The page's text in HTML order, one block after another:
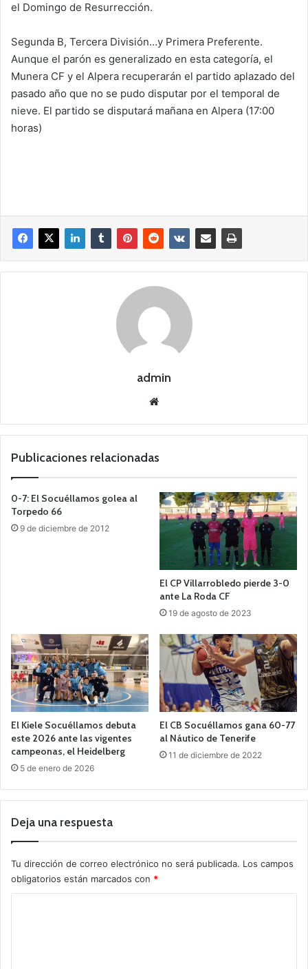
el Domingo de Resurrección.
Segunda B, Tercera División…y Primera Preferente.
Aunque el parón es generalizado en esta categoría, el
Munera CF y el Alpera recuperarán el partido aplazado del
pasado año que no se pudo disputar por el temporal de
nieve. El partido se disputará mañana en Alpera (17:00
horas)
admin
we
Publicaciones relacionadas
0-7: El Socuéllamos golea al
Torpedo 66
9 de diciembre de 2012
El CP Villarrobledo pierde 3-0
ante La Roda CF
19 de agosto de 2023
El Kiele Socuéllamos debuta
este 2026 ante las vigentes
campeonas, el Heidelberg
5 de enero de 2026
El CB Socuéllamos gana 60-77
al Náutico de Tenerife
11 de diciembre de 2022
Deja una respuesta
Tu dirección de correo electrónico no será publicada. Los campos
obligatorios están marcados con *